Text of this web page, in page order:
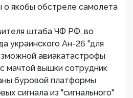
о якобы обстреле самолета
штаба ЧФ РФ, во
украинского Ан-26 "для
авиакатастрофы
мачтой вышки сотрудник
буровой платформы
сигнала из "сигнального"